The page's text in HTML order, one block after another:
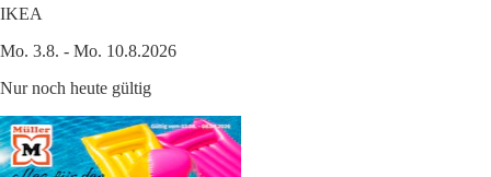
IKEA
Mo. 3.8. - Mo. 10.8.2026
Nur noch heute gültig